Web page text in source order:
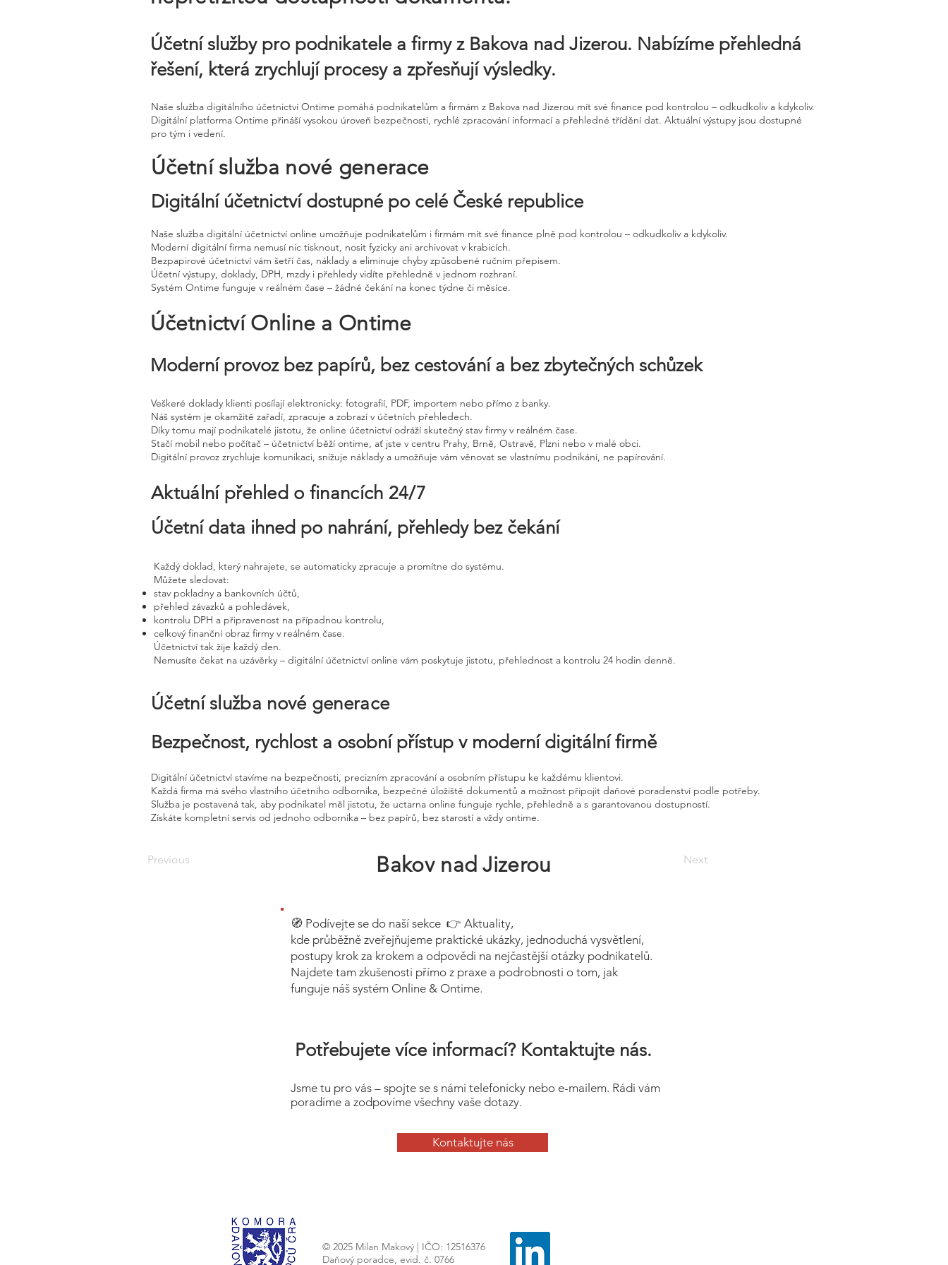
Účetní služby pro podnikatele a firmy z Bakova nad Jizerou. Nabízíme přehledná
řešení, která zrychlují procesy a zpřesňují výsledky.
Naše služba digitálního účetnictví Ontime pomáhá podnikatelům a firmám z Bakova nad Jizerou mít své finance pod kontrolou – odkudkoliv a kdykoliv.
Digitální platforma Ontime přináší vysokou úroveň bezpečnosti, rychlé zpracování informací a přehledné třídění dat. Aktuální výstupy jsou dostupné
pro tým i vedení.
Účetní služba nové generace
Digitální účetnictví dostupné po celé České republice
Naše služba digitální účetnictví online umožňuje podnikatelům i firmám mít své finance plně pod kontrolou – odkudkoliv a kdykoliv.
Moderní digitální firma nemusí nic tisknout, nosit fyzicky ani archivovat v krabicích.
Bezpapirové účetnictví vám šetří čas, náklady a eliminuje chyby způsobené ručním přepisem.
Účetní výstupy, doklady, DPH, mzdy i přehledy vidíte přehledně v jednom rozhraní.
Systém Ontime funguje v reálném čase – žádné čekání na konec týdne či měsíce.
Účetnictví Online a Ontime
Moderní provoz bez papírů, bez cestování a bez zbytečných schůzek
Veškeré doklady klienti posílají elektronicky: fotografií, PDF, importem nebo přímo z banky.
Náš systém je okamžitě zařadí, zpracuje a zobrazí v účetních přehledech.
Díky tomu mají podnikatelé jistotu, že online účetnictví odráží skutečný stav firmy v reálném čase.
Stačí mobil nebo počítač – účetnictví běží ontime, ať jste v centru Prahy, Brně, Ostravě, Plzni nebo v malé obci.
Digitální provoz zrychluje komunikaci, snižuje náklady a umožňuje vám věnovat se vlastnímu podnikání, ne papírování.
Aktuální přehled o financích 24/7
Účetní data ihned po nahrání, přehledy bez čekání
Každý doklad, který nahrajete, se automaticky zpracuje a promítne do systému.
Můžete sledovat:
stav pokladny a bankovních účtů,
přehled závazků a pohledávek,
kontrolu DPH a připravenost na případnou kontrolu,
celkový finanční obraz firmy v reálném čase.
Účetnictví tak žije každý den.
Nemusíte čekat na uzávěrky – digitální účetnictví online vám poskytuje jistotu, přehlednost a kontrolu 24 hodin denně.
Účetní služba nové generace
Bezpečnost, rychlost a osobní přístup v moderní digitální firmě
Digitální účetnictví stavíme na bezpečnosti, precizním zpracování a osobním přístupu ke každému klientovi.
Každá firma má svého vlastního účetního odborníka, bezpečné úložiště dokumentů a možnost připojit daňové poradenství podle potřeby.
Služba je postavená tak, aby podnikatel měl jistotu, že uctarna online funguje rychle, přehledně a s garantovanou dostupností.
Získáte kompletní servis od jednoho odborníka – bez papírů, bez starostí a vždy ontime.
Previous Next
Bakov nad Jizerou
🧭 Podívejte se do naší sekce 👉 Aktuality,
kde průběžně zveřejňujeme praktické ukázky, jednoduchá vysvětlení,
postupy krok za krokem a odpovědi na nejčastější otázky podnikatelů.
Najdete tam zkušenosti přímo z praxe a podrobnosti o tom, jak
funguje náš systém Online & Ontime.
Potřebujete více informací? Kontaktujte nás.
Jsme tu pro vás – spojte se s námi telefonicky nebo e-mailem. Rádi vám
poradíme a zodpovíme všechny vaše dotazy.
Kontaktujte nás
© 2025 Milan Makový | IČO: 12516376
Daňový poradce, evid. č. 0766